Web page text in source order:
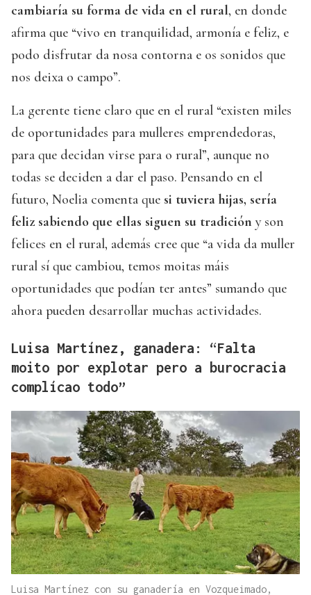
cambiaría su forma de vida en el rural, en donde
afirma que “vivo en tranquilidad, armonía e feliz, e
podo disfrutar da nosa contorna e os sonidos que
nos deixa o campo”.
La gerente tiene claro que en el rural “existen miles
de oportunidades para mulleres emprendedoras,
para que decidan virse para o rural”, aunque no
todas se deciden a dar el paso. Pensando en el
futuro, Noelia comenta que si tuviera hijas, sería
feliz sabiendo que ellas siguen su tradición y son
felices en el rural, además cree que “a vida da muller
rural sí que cambiou, temos moitas máis
oportunidades que podían ter antes” sumando que
ahora pueden desarrollar muchas actividades.
Luisa Martínez, ganadera: “Falta
moito por explotar pero a burocracia
complícao todo”
Luisa Martínez con su ganadería en Vozqueimado,